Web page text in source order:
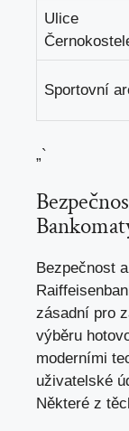
Ulice
Sportovní
„`
Bezpečnost
zásadní pro
výběru
moderními
uživatelské
Některé z